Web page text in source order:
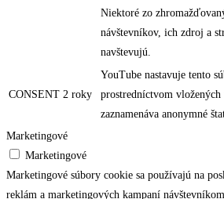
Niektoré zo
návštevníkov, ich zdroj a
navštevujú.
CONSENT 2 roky
YouTube nastavuje tento
prostredníctvom
zaznamenáva anonymné
Marketingové
Marketingové
Marketingové súbory cookie sa používajú na
reklám a marketingových kampaní